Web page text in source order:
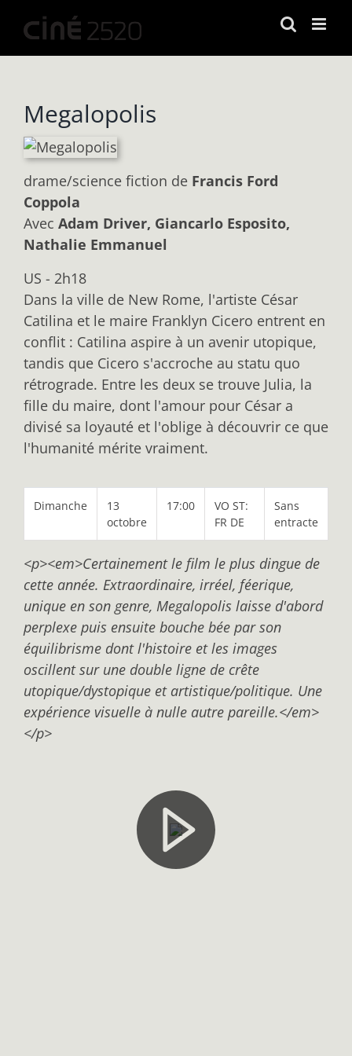
contenu
Megalopolis
drame/science fiction de Francis Ford
Coppola
Avec Adam Driver, Giancarlo Esposito,
Nathalie Emmanuel
US - 2h18
Dans la ville de New Rome, l'artiste César
Catilina et le maire Franklyn Cicero entrent en
conflit : Catilina aspire à un avenir utopique,
tandis que Cicero s'accroche au statu quo
rétrograde. Entre les deux se trouve Julia, la
fille du maire, dont l'amour pour César a
divisé sa loyauté et l'oblige à découvrir ce que
l'humanité mérite vraiment.
Dimanche
13
octobre
17:00
VO ST:
FR DE
Sans
entracte
<p><em>Certainement le film le plus dingue de
cette année. Extraordinaire, irréel, féerique,
unique en son genre, Megalopolis laisse d'abord
perplexe puis ensuite bouche bée par son
équilibrisme dont l'histoire et les images
oscillent sur une double ligne de crête
utopique/dystopique et artistique/politique. Une
expérience visuelle à nulle autre pareille.</em>
</p>